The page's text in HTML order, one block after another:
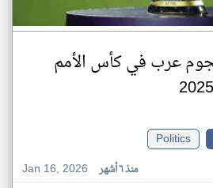
7 نجوم عرب في كأس الأمم
Politics
Jan 16, 2026
منذ ٦ أشهر